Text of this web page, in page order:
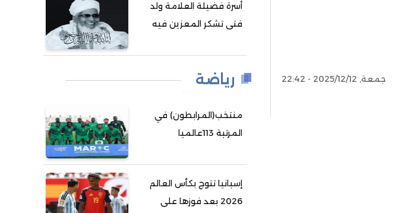
جمعة, 2025/12/12 - 22:42
أسرة فضيلة العلامة ولد
فتى تشكر المعزين فيه
رياضة
منتخب(المرابطون) في
المرتبة 113عالميا
إسبانيا تتوج بكأس العالم
2026 بعد فوزها على